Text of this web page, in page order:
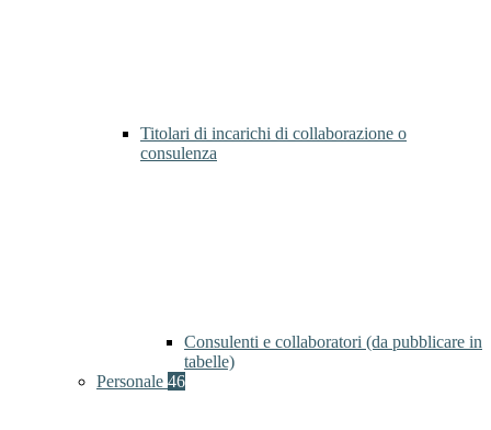
Titolari di incarichi di collaborazione o
consulenza
Consulenti e collaboratori (da pubblicare in
tabelle)
Personale 46